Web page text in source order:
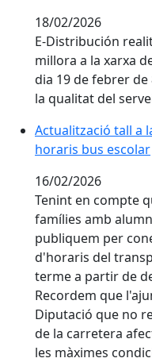
18/02/2026
E-Distribución
millora a la xarxa
dia 19 de febrer
la qualitat del
Actualització tall a
horaris bus escolar
16/02/2026
Tenint en compte
famílies amb
publiquem per
d'horaris del
terme a partir de
Recordem que
Diputació que no
de la carretera
les màximes